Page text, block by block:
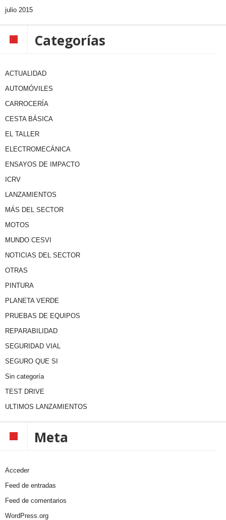
julio 2015
Categorías
ACTUALIDAD
AUTOMÓVILES
CARROCERÍA
CESTA BÁSICA
EL TALLER
ELECTROMECÁNICA
ENSAYOS DE IMPACTO
ICRV
LANZAMIENTOS
MÁS DEL SECTOR
MOTOS
MUNDO CESVI
NOTICIAS DEL SECTOR
OTRAS
PINTURA
PLANETA VERDE
PRUEBAS DE EQUIPOS
REPARABILIDAD
SEGURIDAD VIAL
SEGURO QUE SI
Sin categoría
TEST DRIVE
ULTIMOS LANZAMIENTOS
Meta
Acceder
Feed de entradas
Feed de comentarios
WordPress.org